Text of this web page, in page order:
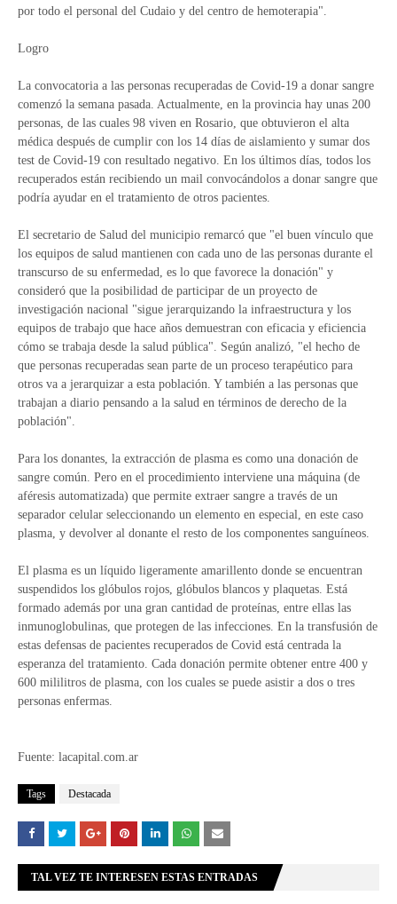
por todo el personal del Cudaio y del centro de hemoterapia".
Logro
La convocatoria a las personas recuperadas de Covid-19 a donar sangre
comenzó la semana pasada. Actualmente, en la provincia hay unas 200
personas, de las cuales 98 viven en Rosario, que obtuvieron el alta
médica después de cumplir con los 14 días de aislamiento y sumar dos
test de Covid-19 con resultado negativo. En los últimos días, todos los
recuperados están recibiendo un mail convocándolos a donar sangre que
podría ayudar en el tratamiento de otros pacientes.
El secretario de Salud del municipio remarcó que "el buen vínculo que
los equipos de salud mantienen con cada uno de las personas durante el
transcurso de su enfermedad, es lo que favorece la donación" y
consideró que la posibilidad de participar de un proyecto de
investigación nacional "sigue jerarquizando la infraestructura y los
equipos de trabajo que hace años demuestran con eficacia y eficiencia
cómo se trabaja desde la salud pública". Según analizó, "el hecho de
que personas recuperadas sean parte de un proceso terapéutico para
otros va a jerarquizar a esta población. Y también a las personas que
trabajan a diario pensando a la salud en términos de derecho de la
población".
Para los donantes, la extracción de plasma es como una donación de
sangre común. Pero en el procedimiento interviene una máquina (de
aféresis automatizada) que permite extraer sangre a través de un
separador celular seleccionando un elemento en especial, en este caso
plasma, y devolver al donante el resto de los componentes sanguíneos.
El plasma es un líquido ligeramente amarillento donde se encuentran
suspendidos los glóbulos rojos, glóbulos blancos y plaquetas. Está
formado además por una gran cantidad de proteínas, entre ellas las
inmunoglobulinas, que protegen de las infecciones. En la transfusión de
estas defensas de pacientes recuperados de Covid está centrada la
esperanza del tratamiento. Cada donación permite obtener entre 400 y
600 mililitros de plasma, con los cuales se puede asistir a dos o tres
personas enfermas.
Fuente: lacapital.com.ar
Tags Destacada
TAL VEZ TE INTERESEN ESTAS ENTRADAS